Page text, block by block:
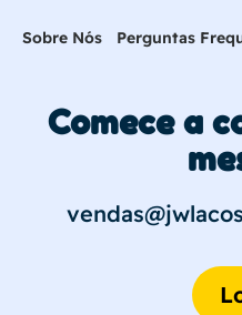
Sobre Nós Perguntas
Comece a